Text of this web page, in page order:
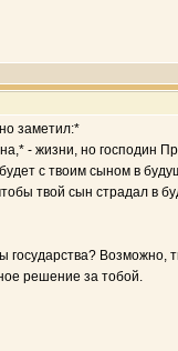
заметил:*
- жизни, но господин
с твоим сыном в
твой сын страдал в
Возможно,
решение за тобой.